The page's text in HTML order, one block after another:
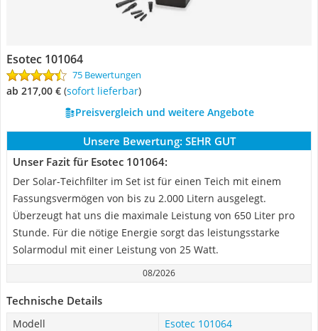
Esotec 101064
75 Bewertungen
ab 217,00 € ( Sofort lieferbar)
Preisvergleich und weitere Angebote
Unsere Bewertung: SEHR GUT
Unser Fazit für Esotec 101064:
Der Solar-Teichfilter im Set ist für einen Teich mit einem
Fassungsvermögen von bis zu 2.000 Litern ausgelegt.
Überzeugt hat uns die maximale Leistung von 650 Liter pro
Stunde. Für die nötige Energie sorgt das leistungsstarke
Solarmodul mit einer Leistung von 25 Watt.
08/2026
Technische Details
Modell Esotec 101064